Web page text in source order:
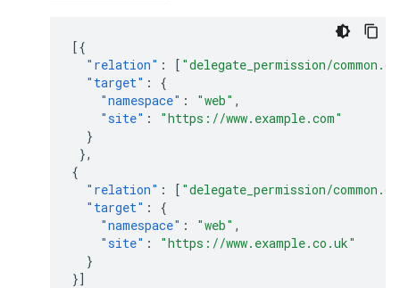
[{
"relation" : [ "delegate_permission/
"target" :
{
"namespace" : "web" ,
"site" :
"https://www.example.com"
}
},
{
"relation" : [ "delegate_permission/
"target" :
{
"namespace" : "web" ,
"site" :
"https://www.example.co.uk"
}
}]